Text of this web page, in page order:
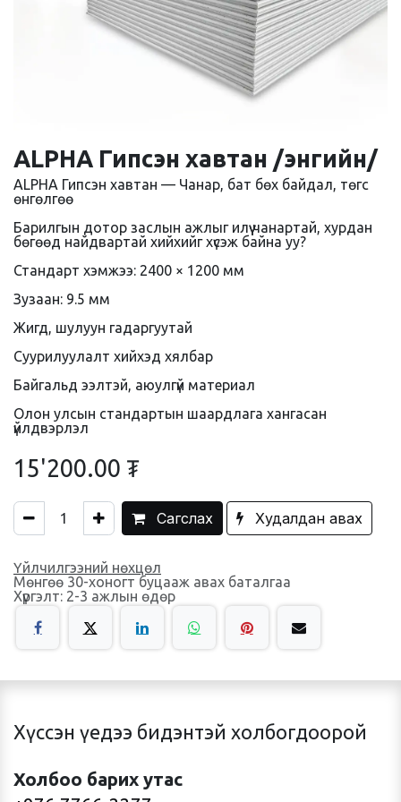
ALPHA Гипсэн хавтан /энгийн/
ALPHA Гипсэн хавтан — Чанар, бат бөх байдал, төгс
өнгөлгөө
Барилгын дотор заслын ажлыг илүү чанартай, хурдан
бөгөөд найдвартай хийхийг хүсэж байна уу?
Стандарт хэмжээ: 2400 × 1200 мм
Зузаан: 9.5 мм
Жигд, шулуун гадаргуутай
Суурилуулалт хийхэд хялбар
Байгальд ээлтэй, аюулгүй материал
Олон улсын стандартын шаардлага хангасан
үйлдвэрлэл
15'200.00 ₮
Сагслах Худалдан авах
Үйлчилгээний нөхцөл
Мөнгөө 30-хоногт буцааж авах баталгаа
Хүргэлт: 2-3 ажлын өдөр
Хүссэн үедээ бидэнтэй холбогдоорой
Холбоо барих утас